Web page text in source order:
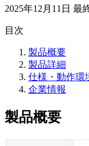
2025年12月11日 最
目次
製品概要
製品詳細
仕様・動作環
企業情報
製品概要